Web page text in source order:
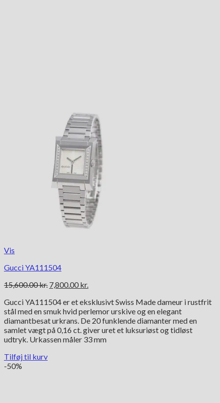
Vis
Gucci YA111504
15,600.00kr. Den
pris
var:
15,600.00 kr..
7,800.00 kr.
pris
er:
7,800.00 kr..
Gucci YA111504 er et eksklusivt Swiss Made dameur i rustfrit
stål med en smuk hvid perlemor urskive og en elegant
diamantbesat urkrans. De 20 funklende diamanter med en
samlet vægt på 0,16 ct. giver uret et luksuriøst og tidløst
udtryk. Urkassen måler 33 mm
Tilføj til kurv
-50%